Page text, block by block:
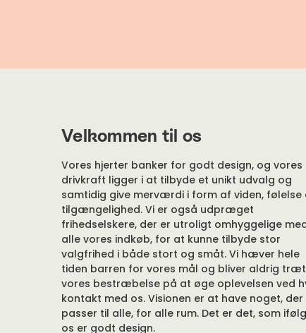
Velkommen til os
Vores hjerter banker for godt design, og vores
drivkraft ligger i at tilbyde et unikt udvalg og
samtidig give merværdi i form af viden, følelse
tilgængelighed. Vi er også udpræget
frihedselskere, der er utroligt omhyggelige
alle vores indkøb, for at kunne tilbyde stor
valgfrihed i både stort og småt. Vi hæver hele
tiden barren for vores mål og bliver aldrig
vores bestræbelse på at øge oplevelsen ved
kontakt med os. Visionen er at have noget, der
passer til alle, for alle rum. Det er det, som
os er godt design.